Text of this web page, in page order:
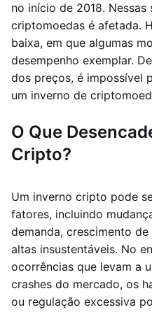
no início de 2018.
criptomoedas é afetada.
baixa, em que algumas
desempenho exemplar.
dos preços, é impossível
um inverno de
O Que
Cripto?
Um inverno cripto pode
fatores, incluindo
demanda, crescimento
altas insustentáveis. No
ocorrências que levam a
crashes do mercado, os
ou regulação excessiva